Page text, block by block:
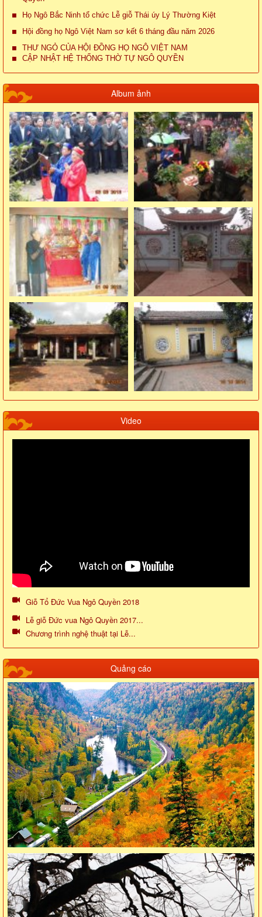
Họ Ngô Bắc Ninh tổ chức Lễ giỗ Thái úy Lý Thường Kiệt
Hội đồng họ Ngô Việt Nam sơ kết 6 tháng đầu năm 2026
THƯ NGỎ CỦA HỘI ĐỒNG HỌ NGÔ VIỆT NAM
CẬP NHẬT HỆ THỐNG THỜ TỰ NGÔ QUYỀN
Album ảnh
Video
Giỗ Tổ Đức Vua Ngô Quyền 2018
Lễ giỗ Đức vua Ngô Quyền 2017...
Chương trình nghệ thuật tại Lễ...
Quảng cáo